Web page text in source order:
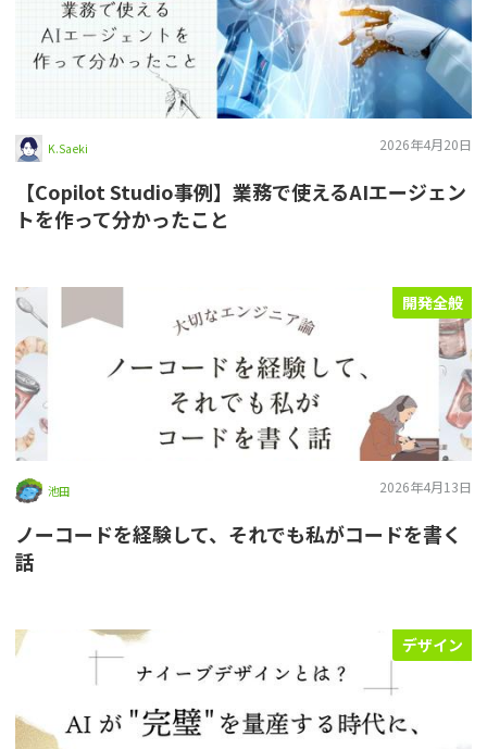
K.Saeki 2026年4月20日
【Copilot Studio事例】業務で使えるAIエージェン
トを作って分かったこと
開発全般
池田 2026年4月13日
ノーコードを経験して、それでも私がコードを書く
話
デザイン